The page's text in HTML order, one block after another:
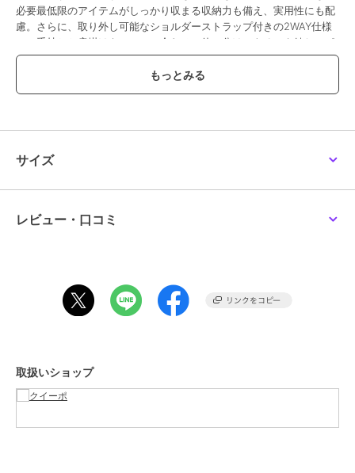
必要最低限のアイテムがしっかり収まる収納力も備え、実用性にも配
慮。さらに、取り外し可能なショルダーストラップ付きの2WAY仕様
で、手持ちと肩掛けをシーンに合わせて使い分けできるのも嬉しいポ
イントです。普段使いはもちろん、食事会やちょっとしたお出かけな
ど、オンオフ問わず活躍し、大人の女性の装いにさりげない華やかさ
を添えてくれるバッグです。・A4対応（22×31cm)：×・長財布
持ち手高さ:11cm， ショルダーストラップの長さ:110-127cm
バッグ
／ ハンドバッグ
シルバー、アイボリー、ブラック
素材
原産国 中国
サイズ
レビュー・口コミ
取扱いショップ